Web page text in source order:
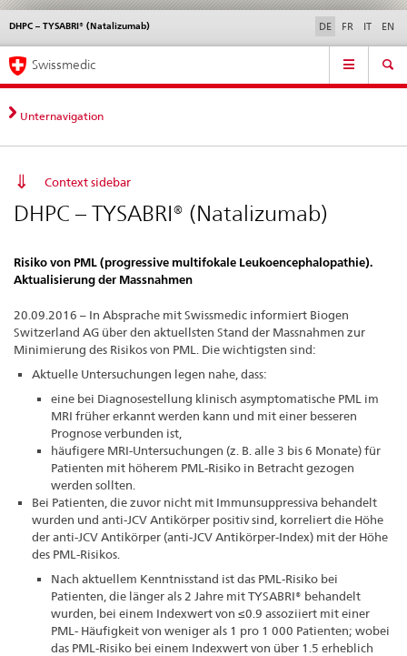
Direktnavigation
News,
Rechtsgrundlagen,
Kontakt
News & Updates Kontakt | Support & Hilfe
DHPC – TYSABRI® (Natalizumab)
Sprachwahl DE FR IT EN
Service
Hauptnavigation
Swissmedic
Unternavigation
Context sidebar
DHPC – TYSABRI® (Natalizumab)
Risiko von PML (progressive multifokale Leukoencephalopathie).
Aktualisierung der Massnahmen
20.09.2016 – In Absprache mit Swissmedic informiert Biogen
Switzerland AG über den aktuellsten Stand der Massnahmen zur
Minimierung des Risikos von PML. Die wichtigsten sind:
Aktuelle Untersuchungen legen nahe, dass:
eine bei Diagnosestellung klinisch asymptomatische PML im
MRI früher erkannt werden kann und mit einer besseren
Prognose verbunden ist,
häufigere MRI-Untersuchungen (z. B. alle 3 bis 6 Monate) für
Patienten mit höherem PML-Risiko in Betracht gezogen
werden sollten.
Bei Patienten, die zuvor nicht mit Immunsuppressiva behandelt
wurden und anti-JCV Antikörper positiv sind, korreliert die Höhe
der anti-JCV Antikörper (anti-JCV Antikörper-Index) mit der Höhe
des PML-Risikos.
Nach aktuellem Kenntnisstand ist das PML-Risiko bei
Patienten, die länger als 2 Jahre mit TYSABRI® behandelt
wurden, bei einem Indexwert von ≤0.9 assoziiert mit einer
PML- Häufigkeit von weniger als 1 pro 1 000 Patienten; wobei
das PML-Risiko bei einem Indexwert von über 1.5 erheblich